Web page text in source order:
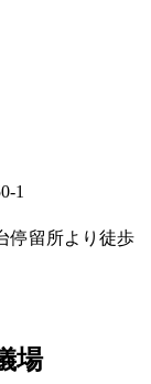
1
停留所より徒歩
場